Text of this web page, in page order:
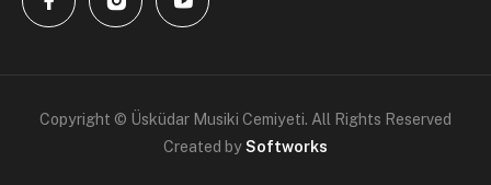
Copyright © Üsküdar Musiki Cemiyeti. All Rights Reserved
Created bySoftworks